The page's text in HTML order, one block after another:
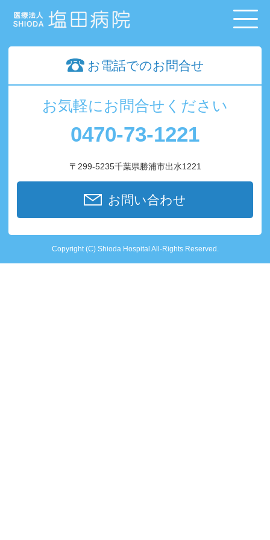
お電話でのお問合せ
お気軽にお問合せください
0470-73-1221
〒299-5235千葉県勝浦市出水1221
お問い合わせ
Copyright (C) Shioda Hospital All-Rights Reserved.